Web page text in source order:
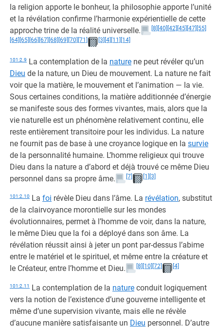
la religion apporte le bonheur, la philosophie apporte l’unité
et la révélation confirme l’harmonie expérientielle de cette
approche trine de la réalité universelle.
[8] [40] [42] [45] [47] [55]
[64] [65] [66] [67] [68] [69] [70] [71] [3] [4] [11] [14]
101:2.9 La contemplation de la nature ne peut révéler qu’un
Dieu de la nature, un Dieu de mouvement. La nature ne fait
voir que la matière, le mouvement et l’animation — la vie.
Sous certaines conditions, la matière additionnée d’énergie
se manifeste sous des formes vivantes, mais, alors que la
vie naturelle est un phénomène relativement continu, elle
reste entièrement transitoire pour les individus. La nature
ne fournit pas de base à une croyance logique en la survie
de la personnalité humaine. L’homme religieux qui trouve
Dieu dans la nature a d’abord et déjà trouvé ce même Dieu
personnel dans sa propre âme.
[7] [1] [3]
101:2.10 La foi révèle Dieu dans l’âme. La révélation, substitut
de la clairvoyance morontielle sur les mondes
évolutionnaires, permet à l’homme de voir, dans la nature,
le même Dieu que la foi a déployé dans son âme. La
révélation réussit ainsi à jeter un pont par-dessus l’abime
entre le matériel et le spirituel, et même entre la créature et
le Créateur, entre l’homme et Dieu.
[8] [10] [72] [4]
101:2.11 La contemplation de la nature conduit logiquement
vers la notion de l’existence d’une gouverne intelligente et
même d’une supervision vivante, mais elle ne révèle
d’aucune manière satisfaisante un Dieu personnel. D’autre